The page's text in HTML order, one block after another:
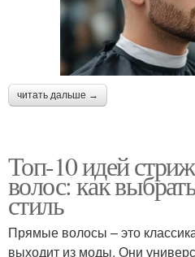
читать дальше →
Топ-10 идей
волос: как
стиль
Прямые волосы – это
выходит из моды. Они